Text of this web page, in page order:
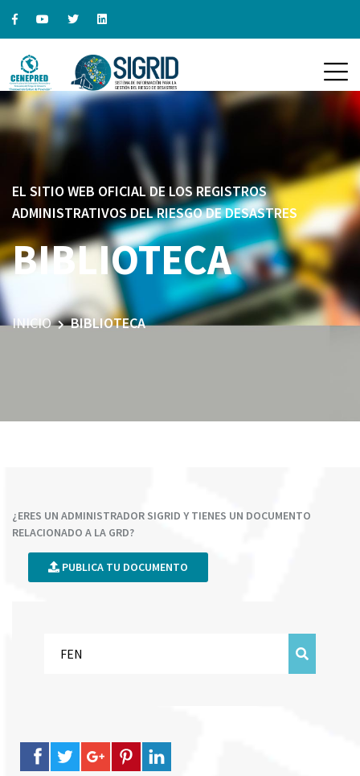
EL SITIO WEB OFICIAL DE LOS REGISTROS
ADMINISTRATIVOS DEL RIESGO DE DESASTRES
BIBLIOTECA
INICIO BIBLIOTECA
¿ERES UN ADMINISTRADOR SIGRID Y TIENES UN DOCUMENTO
RELACIONADO A LA GRD?
PUBLICA TU DOCUMENTO